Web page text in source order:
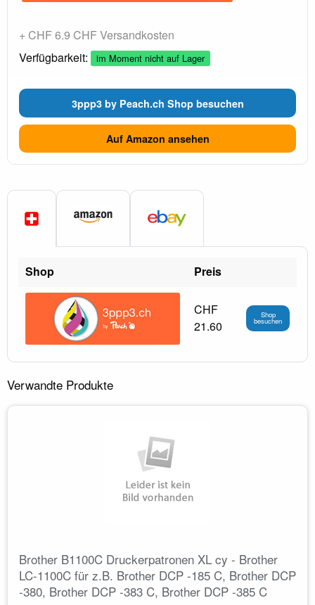
+ CHF 6.9 CHF Versandkosten
Verfügbarkeit:
im Moment nicht auf Lager
3ppp3 by Peach.ch Shop besuchen
Auf Amazon ansehen
Shop Preis
CHF
21.60
Shop
besuchen
Verwandte Produkte
Brother B1100C Druckerpatronen XL cy - Brother
LC-1100C für z.B. Brother DCP -185 C, Brother DCP
-380, Brother DCP -383 C, Brother DCP -385 C